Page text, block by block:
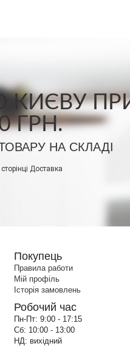
ГРН.
НА СКЛАДІ
Доставка
Покупець
Правила работи
Мій профіль
Історія замовлень
Робочий час
Пн-Пт: 9:00 - 17:15
Сб: 10:00 - 13:00
НД: вихідний